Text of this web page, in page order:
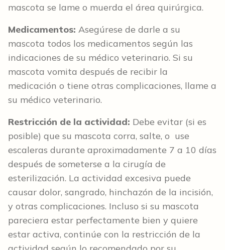
mascota se lame o muerda el área quirúrgica.
Medicamentos: Asegúrese de darle a su
mascota todos los medicamentos según las
indicaciones de su médico veterinario. Si su
mascota vomita después de recibir la
medicación o tiene otras complicaciones, llame a
su médico veterinario.
Restricción de la actividad: Debe evitar (si es
posible) que su mascota corra, salte, o use
escaleras durante aproximadamente 7 a 10 días
después de someterse a la cirugía de
esterilización. La actividad excesiva puede
causar dolor, sangrado, hinchazón de la incisión,
y otras complicaciones. Incluso si su mascota
pareciera estar perfectamente bien y quiere
estar activa, continúe con la restricción de la